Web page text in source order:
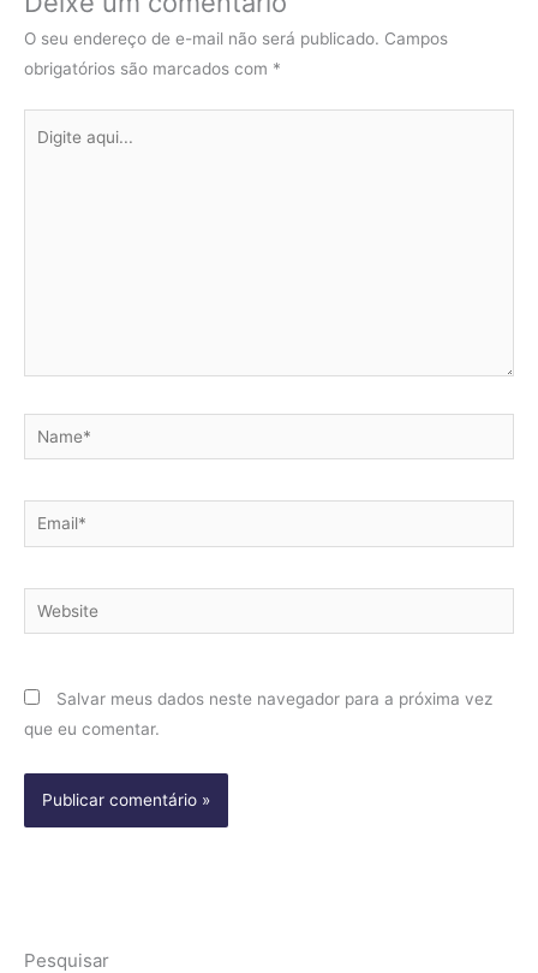
O seu endereço de e-mail não será publicado. Campos
obrigatórios são marcados com *
aqui...
Name*
Email*
Website
Salvar meus dados neste navegador para a próxima vez
que eu comentar.
Pesquisar